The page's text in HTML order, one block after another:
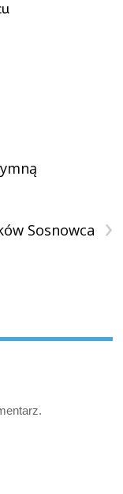
›
Sosnowca